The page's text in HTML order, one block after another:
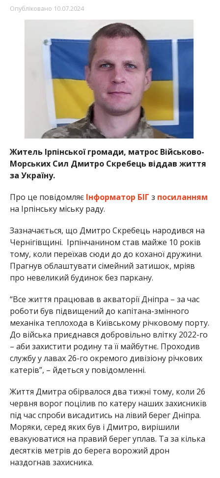
Опубліковано 10.07.2024
Житель Ірпінської громади, матрос Військово-
Морських Сил Дмитро Скребець віддав життя
за Україну.
Про це повідомляє Інформатор БІГ з посиланням
на Ірпінську міську раду.
Зазначається, що Дмитро Скребець народився на
Чернігівщині. Ірпінчанином став майже 10 років
тому, коли переїхав сюди до до коханої дружини.
Прагнув облаштувати сімейний затишок, мріяв
про невеликий будинок без паркану.
“Все життя працював в акваторії Дніпра – за час
роботи був підвищений до капітана-змінного
механіка теплохода в Київському річковому порту.
До війська приєднався добровільно влітку 2022-го
– аби захистити родину та її майбутнє. Проходив
службу у лавах 26-го окремого дивізіону річкових
катерів”, – йдеться у повідомленні.
Життя Дмитра обірвалося два тижні тому, коли 26
червня ворог поцілив по катеру наших захисників
під час спроби висадитись на лівий берег Дніпра.
Моряки, серед яких був і Дмитро, вирішили
евакуюватися на правий берег уплав. Та за кілька
десятків метрів до берега ворожий дрон
наздогнав захисника.